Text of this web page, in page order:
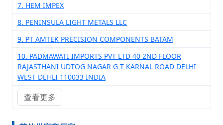
7. HEM IMPEX
8. PENINSULA LIGHT METALS LLC
9. PT AMTEK PRECISION COMPONENTS BATAM
10. PADMAWATI IMPORTS PVT LTD 40 2ND FLOOR
RAJASTHANI UDTOG NAGAR G T KARNAL ROAD DELHI
WEST DEHLI 110033 INDIA
查看更多